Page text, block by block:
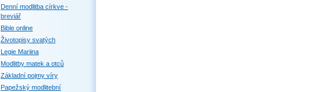
Denní modlitba církve -
breviář
Bible online
Životopisy svatých
Legie Mariina
Modlitby matek a otců
Základní pojmy víry
Papežský modlitební